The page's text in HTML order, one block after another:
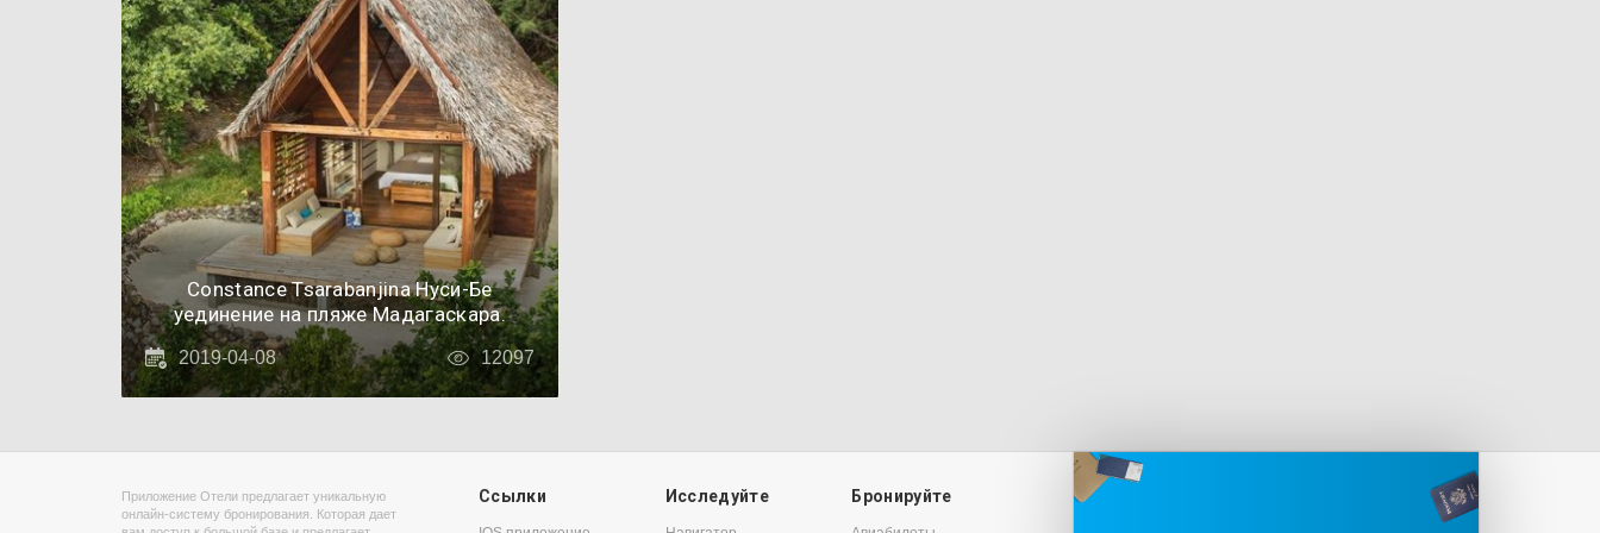
Constance Tsarabanjina Нуси-Бе
уединение на пляже Мадагаскара.
2019-04-08 12097
Приложение Отели предлагает уникальную
онлайн-систему бронирования. Которая дает
Ссылки Исследуйте Бронируйте